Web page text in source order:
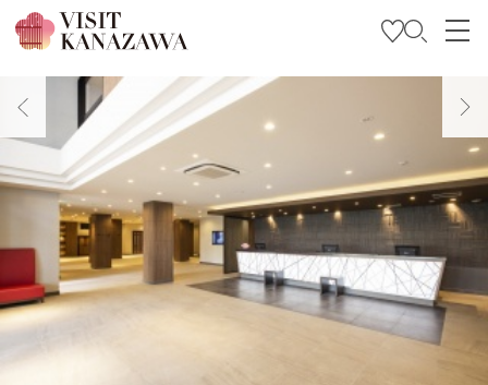
Soyez inspiré
Explorer
Planifiez votre voyage
Travel Trade and Media
Languages